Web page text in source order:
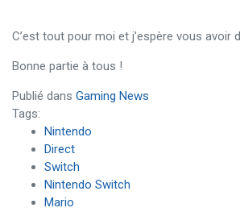
C’est tout pour moi et j’espère vous avoir
Bonne partie à tous !
Publié dans Gaming News
Tags:
Nintendo
Direct
Switch
Nintendo Switch
Mario